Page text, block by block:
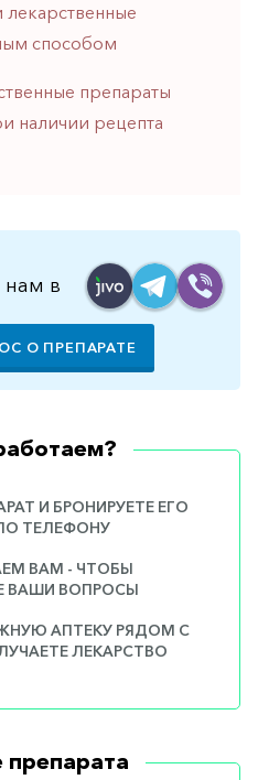
способом
препараты
наличии рецепта
нам в
О ПРЕПАРАТЕ
И БРОНИРУЕТЕ ЕГО
ТЕЛЕФОНУ
ВАМ - ЧТОБЫ
ВАШИ ВОПРОСЫ
АПТЕКУ РЯДОМ С
ЛЕКАРСТВО
препарата